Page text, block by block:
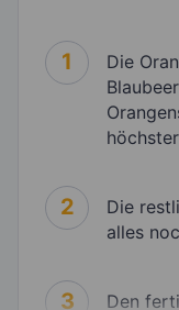
1
Die
2
Die
alles
3
Den